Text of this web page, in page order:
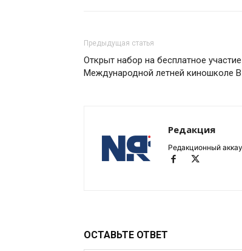
Предыдущая статья
Открыт набор на бесплатное
Международной летней киношколе
Редакция
Редакционный
ОСТАВЬТЕ ОТВЕТ